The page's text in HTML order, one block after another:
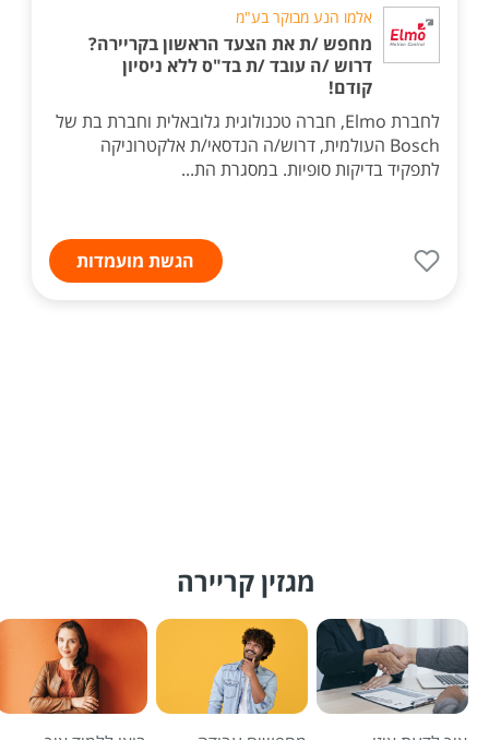
אלמו הנע מבוקר בע"מ
מחפש /ת את הצעד הראשון בקריירה?
דרוש /ה עובד /ת בד"ס ללא ניסיון
קודם!
לחברת Elmo, חברה טכנולוגית גלובאלית וחברת בת של
Bosch העולמית, דרוש/ה הנדסאי/ת אלקטרוניקה
לתפקיד בדיקות סופיות. במסגרת הת...
הגשת מועמדות
מגזין קריירה